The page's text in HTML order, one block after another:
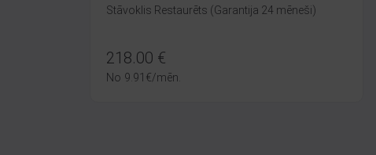
Stāvoklis Restaurēts (Garantija 24 mēneši)
218.00 €
No 9.91 €/mēn.